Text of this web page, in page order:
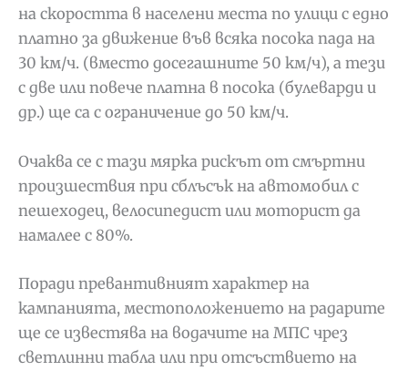
на скоростта в населени места по улици с едно
платно за движение във всяка посока пада на
30 км/ч. (вместо досегашните 50 км/ч), а тези
с две или повече платна в посока (булеварди и
др.) ще са с ограничение до 50 км/ч.
Очаква се с тази мярка рискът от смъртни
произшествия при сблъсък на автомобил с
пешеходец, велосипедист или моторист да
намалее с 80%.
Поради превантивният характер на
кампанията, местоположението на радарите
ще се известява на водачите на МПС чрез
светлинни табла или при отсъствието на